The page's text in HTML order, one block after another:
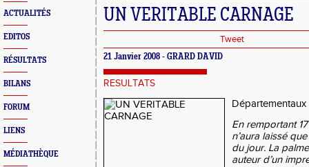
ACTUALITÉS
EDITOS
RÉSULTATS
BILANS
FORUM
LIENS
MÉDIATHÈQUE
UN VERITABLE CARNAGE
Tweet
21 Janvier 2008 - GRARD DAVID
RESULTATS
En remportant
n’aura laissé
du jour. La
auteur d’un